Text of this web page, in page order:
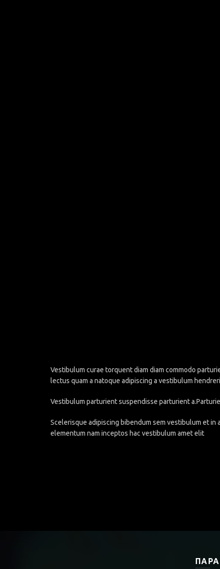
Vestibulum curae torquent diam diam commodo
lectus quam a natoque adipiscing a vestibulum
Vestibulum parturient suspendisse parturient
Scelerisque adipiscing bibendum sem vestibulum et
elementum nam inceptos hac vestibulum amet elit